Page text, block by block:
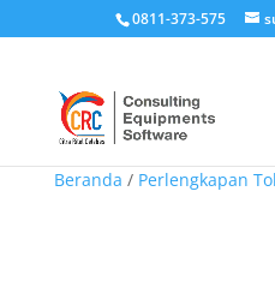
0811-373-575
Beranda / Perlengkapan